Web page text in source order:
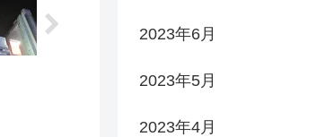
2023年6月
2023年5月
2023年4月